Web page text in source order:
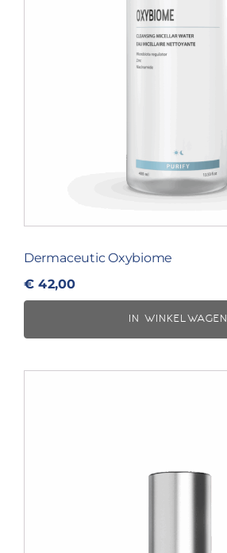
Dermaceutic Oxybiome
€ 42,00
IN WINKELWAGEN